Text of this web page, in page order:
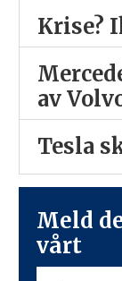
Krise?
av
Tesla
Meld
vårt